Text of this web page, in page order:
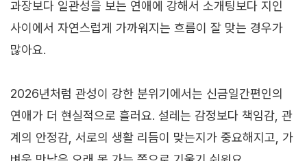
과장보다 일관성을 보는 연애에 강해서 소개팅보다 지인
사이에서 자연스럽게 가까워지는 흐름이 잘 맞는 경우가
많아요.
2026년처럼 관성이 강한 분위기에서는 신금일간편인의
연애가 더 현실적으로 흘러요. 설레는 감정보다 책임감, 관
계의 안정감, 서로의 생활 리듬이 맞는지가 중요해지고, 가